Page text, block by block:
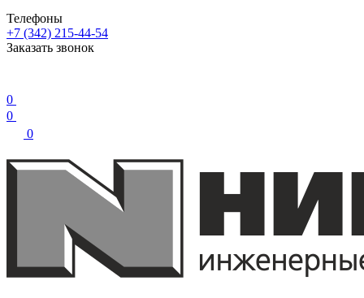
Телефоны
+7 (342) 215-44-54
Заказать звонок
0
0
0